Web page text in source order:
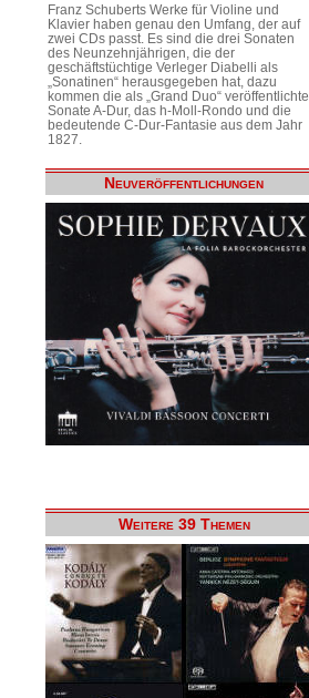
Franz Schuberts Werke für Violine und
Klavier haben genau den Umfang, der auf
zwei CDs passt. Es sind die drei Sonaten
des Neunzehnjährigen, die der
geschäftstüchtige Verleger Diabelli als
„Sonatinen“ herausgegeben hat, dazu
kommen die als „Grand Duo“ veröffentlichte
Sonate A-Dur, das h-Moll-Rondo und die
bedeutende C-Dur-Fantasie aus dem Jahr
1827.
Neuveröffentlichungen
Weitere 39 Themen